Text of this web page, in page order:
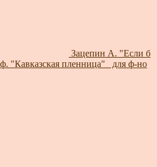
Зацепин А. "Если б
"Кавказская пленница"_ для ф-но